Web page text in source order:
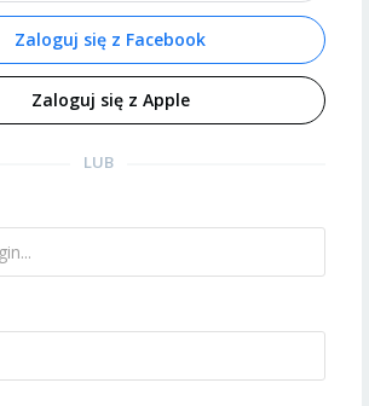
Zaloguj się z Facebook
Zaloguj się z Apple
LUB